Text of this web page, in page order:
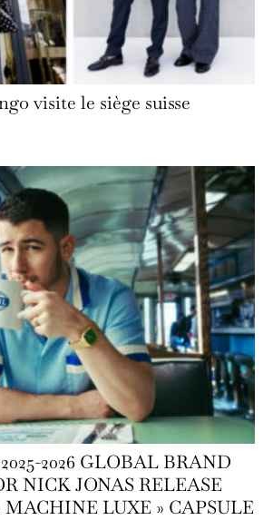
visite le siège suisse
2026 GLOBAL BRAND
NICK JONAS RELEASE
MACHINE LUXE » CAPSULE